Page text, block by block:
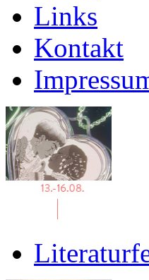
Links
Kontakt